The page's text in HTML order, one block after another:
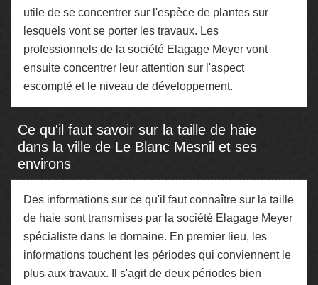
utile de se concentrer sur l'espèce de plantes sur
lesquels vont se porter les travaux. Les
professionnels de la société Elagage Meyer vont
ensuite concentrer leur attention sur l'aspect
escompté et le niveau de développement.
Ce qu'il faut savoir sur la taille de haie
dans la ville de Le Blanc Mesnil et ses
environs
Des informations sur ce qu'il faut connaître sur la taille
de haie sont transmises par la société Elagage Meyer
spécialiste dans le domaine. En premier lieu, les
informations touchent les périodes qui conviennent le
plus aux travaux. Il s'agit de deux périodes bien